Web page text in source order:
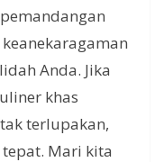
Anda. Jika
khas
terlupakan,
Mari kita